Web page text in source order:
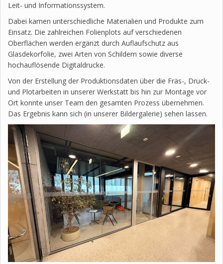
Leit- und Informationssystem.
Dabei kamen unterschiedliche Materialien und Produkte zum
Einsatz. Die zahlreichen Folienplots auf verschiedenen
Oberflächen werden ergänzt durch Auflaufschutz aus
Glasdekorfolie, zwei Arten von Schildern sowie diverse
hochauflösende Digitaldrucke.
Von der Erstellung der Produktionsdaten über die Fräs-, Druck-
und Plotarbeiten in unserer Werkstatt bis hin zur Montage vor
Ort konnte unser Team den gesamten Prozess übernehmen.
Das Ergebnis kann sich (in unserer Bildergalerie) sehen lassen.